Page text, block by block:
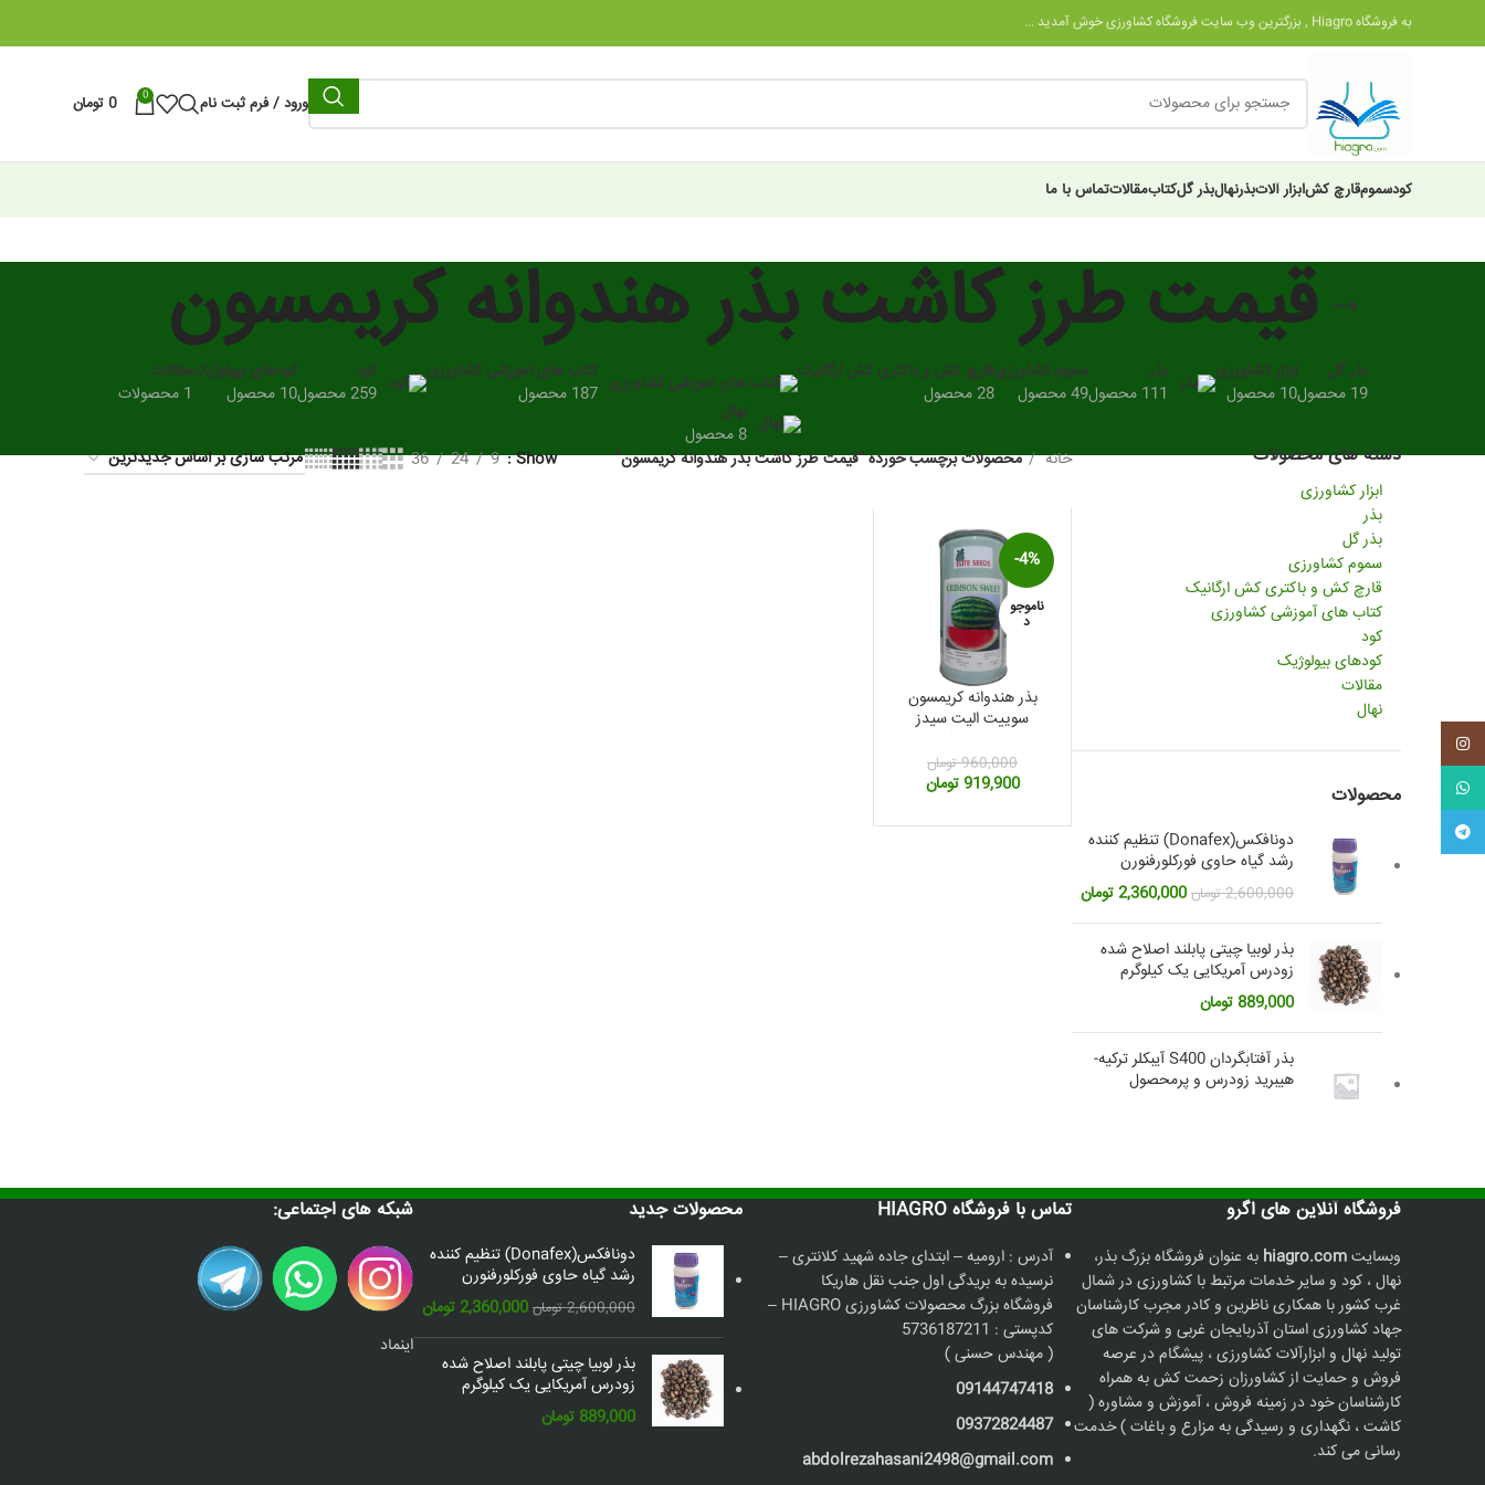
به فروشگاه Hiagro , بزرگترین وب سایت فروشگاه کشاورزی خوش آمدید ...
ورود / فرم ثبت نام 0
0 تومان
کودسمومقارچ کشابزار آلاتبذرنهالبذر گلکتابمقالاتتماس با ما
قیمت طرز کاشت بذر هندوانه کریمسون
بذر گل
19 محصول
ابزار کشاورزی
10 محصول
بذر
111 محصول
سموم کشاورزی
49 محصول
قارچ کش و باکتری کش ارگانیک
28 محصول
کتاب های آموزشی کشاورزی
187 محصول
کود
259 محصول
کودهای بیولوژیک
10 محصول
مقالات
1 محصولات
نهال
8 محصول
دسته های محصولات
ابزار کشاورزی
بذر
بذر گل
سموم کشاورزی
قارچ کش و باکتری کش ارگانیک
کتاب های آموزشی کشاورزی
کود
کودهای بیولوژیک
مقالات
نهال
محصولات
دونافکس(Donafex) تنظیم کننده
رشد گیاه حاوی فورکلورفنورن
2,600,000 تومانقیمت
اصلی:
2,600,000 تومان
بود.
2,360,000تومانقیمت
فعلی:
بذر لوبیا چیتی پابلند اصلاح شده
زودرس آمریکایی یک کیلوگرم
889,000تومان
بذر آفتابگردان S400 آیبکلر ترکیه-
هیبرید زودرس و پرمحصول
خانه محصولات برچسب خورده “قیمت طرز کاشت بذر هندوانه کریمسون” Show
9
24
36
-4%
ناموجو
د
بذر هندوانه کریمسون
سوییت الیت سیدز
960,000 تومان
قیمت
960,000 تومان
919,900تومانقیمت
919,900 تومان.
فروشگاه آنلاین های اگرو
وبسایتhiagro.com به عنوان فروشگاه بزرگ بذر،
نهال ، کود و سایر خدمات مرتبط با کشاورزی در شمال
غرب کشور با همکاری ناظرین و کادر مجرب کارشناسان
جهاد کشاورزی استان آذربایجان غربی و شرکت های
تولید نهال و ابزارآلات کشاورزی ، پیشگام در عرصه
فروش و حمایت از کشاورزان زحمت کش به همراه
کارشناسان خود در زمینه فروش ، آموزش و مشاوره (
کاشت ، نگهداری و رسیدگی به مزارع و باغات ) خدمت
رسانی می کند.
تماس با فروشگاه HIAGRO
آدرس : ارومیه – ابتدای جاده شهید کلانتری –
نرسیده به بریدگی اول جنب نقل هاریکا
فروشگاه بزرگ محصولات کشاورزی HIAGRO –
کدپستی : 5736187211
( مهندس حسنی )
09144747418
09372824487
abdolrezahasani2498@gmail.com
محصولات جدید
دونافکس(Donafex) تنظیم کننده
رشد گیاه حاوی فورکلورفنورن
2,600,000 تومان قیمت
اصلی:
2,600,000 تومان
بود.
2,360,000 تومانقیمت
فعلی:
2,360,000 تومان.
بذر لوبیا چیتی پابلند اصلاح شده
زودرس آمریکایی یک کیلوگرم
889,000 تومان
شبکه های اجتماعی:
اینماد
واتس آپ